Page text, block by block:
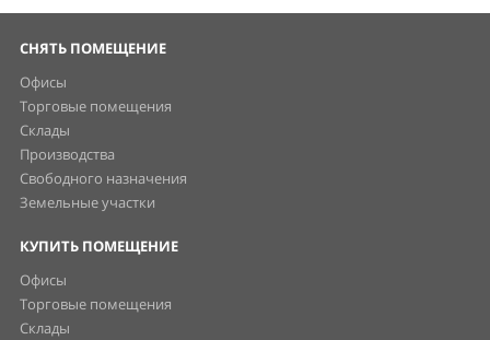
СНЯТЬ ПОМЕЩЕНИЕ
Офисы
Торговые помещения
Склады
Производства
Свободного назначения
Земельные участки
КУПИТЬ ПОМЕЩЕНИЕ
Офисы
Торговые помещения
Склады